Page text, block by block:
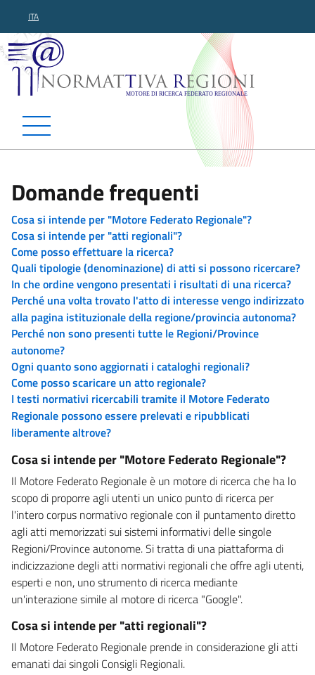
ITA
Normattiva Regioni -
Domande frequenti
Cosa si intende per "Motore Federato Regionale"?
Cosa si intende per "atti regionali"?
Come posso effettuare la ricerca?
Quali tipologie (denominazione) di atti si possono ricercare?
In che ordine vengono presentati i risultati di una ricerca?
Perché una volta trovato l'atto di interesse vengo indirizzato
alla pagina istituzionale della regione/provincia autonoma?
Perché non sono presenti tutte le Regioni/Province
autonome?
Ogni quanto sono aggiornati i cataloghi regionali?
Come posso scaricare un atto regionale?
I testi normativi ricercabili tramite il Motore Federato
Regionale possono essere prelevati e ripubblicati
liberamente altrove?
Cosa si intende per "Motore Federato Regionale"?
Il Motore Federato Regionale è un motore di ricerca che ha lo
scopo di proporre agli utenti un unico punto di ricerca per
l'intero corpus normativo regionale con il puntamento diretto
agli atti memorizzati sui sistemi informativi delle singole
Regioni/Province autonome. Si tratta di una piattaforma di
indicizzazione degli atti normativi regionali che offre agli utenti,
esperti e non, uno strumento di ricerca mediante
un'interazione simile al motore di ricerca "Google".
Cosa si intende per "atti regionali"?
Il Motore Federato Regionale prende in considerazione gli atti
emanati dai singoli Consigli Regionali.